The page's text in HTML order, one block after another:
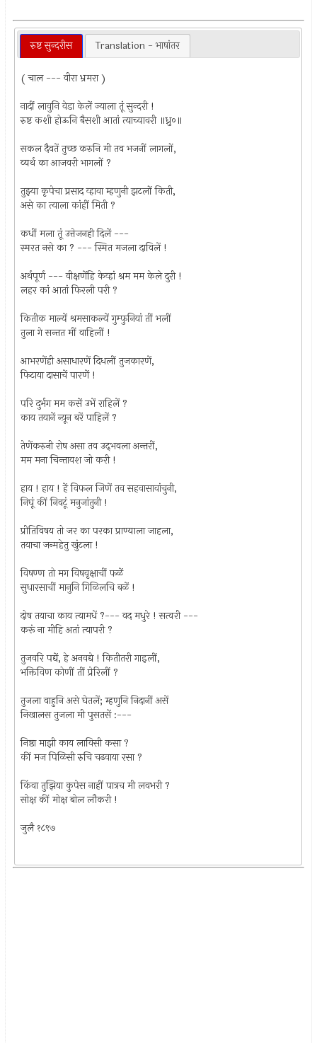
रुष्ट सुन्दरीस Translation - भाषांतर
( चाल --- वीरा भ्रमरा )
नादीं लावुनि वेडा केलें ज्याला तूं सुन्दरी !
रुष्ट कशी होऊनि बैसशी आतां त्याच्यावरी ॥ध्रु०॥
सकल दैवतें तुच्छ करुनि मी तव भजनीं लागलों,
व्यर्थ का आजवरी भागलों ?
तुझ्या कृपेचा प्रसाद व्हावा म्हणुनी झटलों किती,
असे का त्याला कांहीं मिती ?
कधीं मला तूं उत्तेजनही दिलें ---
स्मरत नसे का ? --- स्मित मजला दाविलें !
अर्थपूर्ण --- वीक्षणेंहि केव्हां श्रम मम केले दुरी !
लहर कां आतां फिरली परी ?
कितीक माल्यें श्रमसाकल्यें गुम्फुनियां तीं भलीं
तुला गे सन्तत मीं वाहिलीं !
आभरणेंही असाधारणें दिधलीं तुजकारणें,
फिटाया दासाचें पारणें !
परि दुर्भग मम कसें उभें राहिलें ?
काय तयानें न्य़ून बरें पाहिलें ?
तेणेंकरुनी रोष असा तव उद्‍भवला अन्तरीं,
मम मना चिन्तावश जो करी !
हाय ! हाय ! हें विफल जिणें तव सहवासावांचुनी,
निघूं कीं निवटूं मनुजांतुनी !
प्रीतिविषय तो जर का परका प्राण्याला जाहला,
तयाचा जन्महेतु खुंटला !
विषण्ण तो मग विषवृक्षाचीं फळें
सुधारसाचीं मानुनि गिळिलचि बळें !
दोष तयाचा काय त्यामधें ?--- वद मधुरे ! सत्वरी ---
करूं ना मीहि अतां त्यापरी ?
तुजवरि पद्यें, हे अनवद्ये ! कितीतरी गाइलीं,
भक्तिविण कोणीं तीं प्रेरिलीं ?
तुजला वाहुनि असे घेतलें; म्हणुनि निदानीं असें
निखालस तुजला मी पुसतसें :---
निष्ठा माझी काय लाविसी कसा ?
कीं मज पिळिसी रुचि चढवाया रसा ?
किंवा तुझिया कुपेस नाहीं पात्रच मी लवभरी ?
सोक्ष कीं मोक्ष बोल लौकरी !
जुलै १८९७